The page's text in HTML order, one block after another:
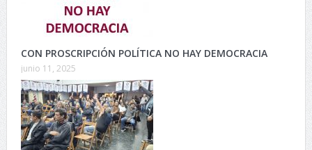
CON PROSCRIPCIÓN POLÍTICA NO HAY DEMOCRACIA
junio 11, 2025